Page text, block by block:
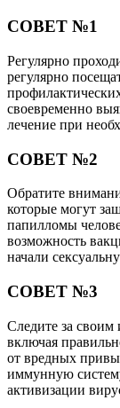
СОВЕТ №1
Регулярно
регулярно
своевременно
лечение при
СОВЕТ №2
Обратите
которые могут
папилломы
возможность
начали
СОВЕТ №3
Следите за
включая
от вредных
иммунную
активизации